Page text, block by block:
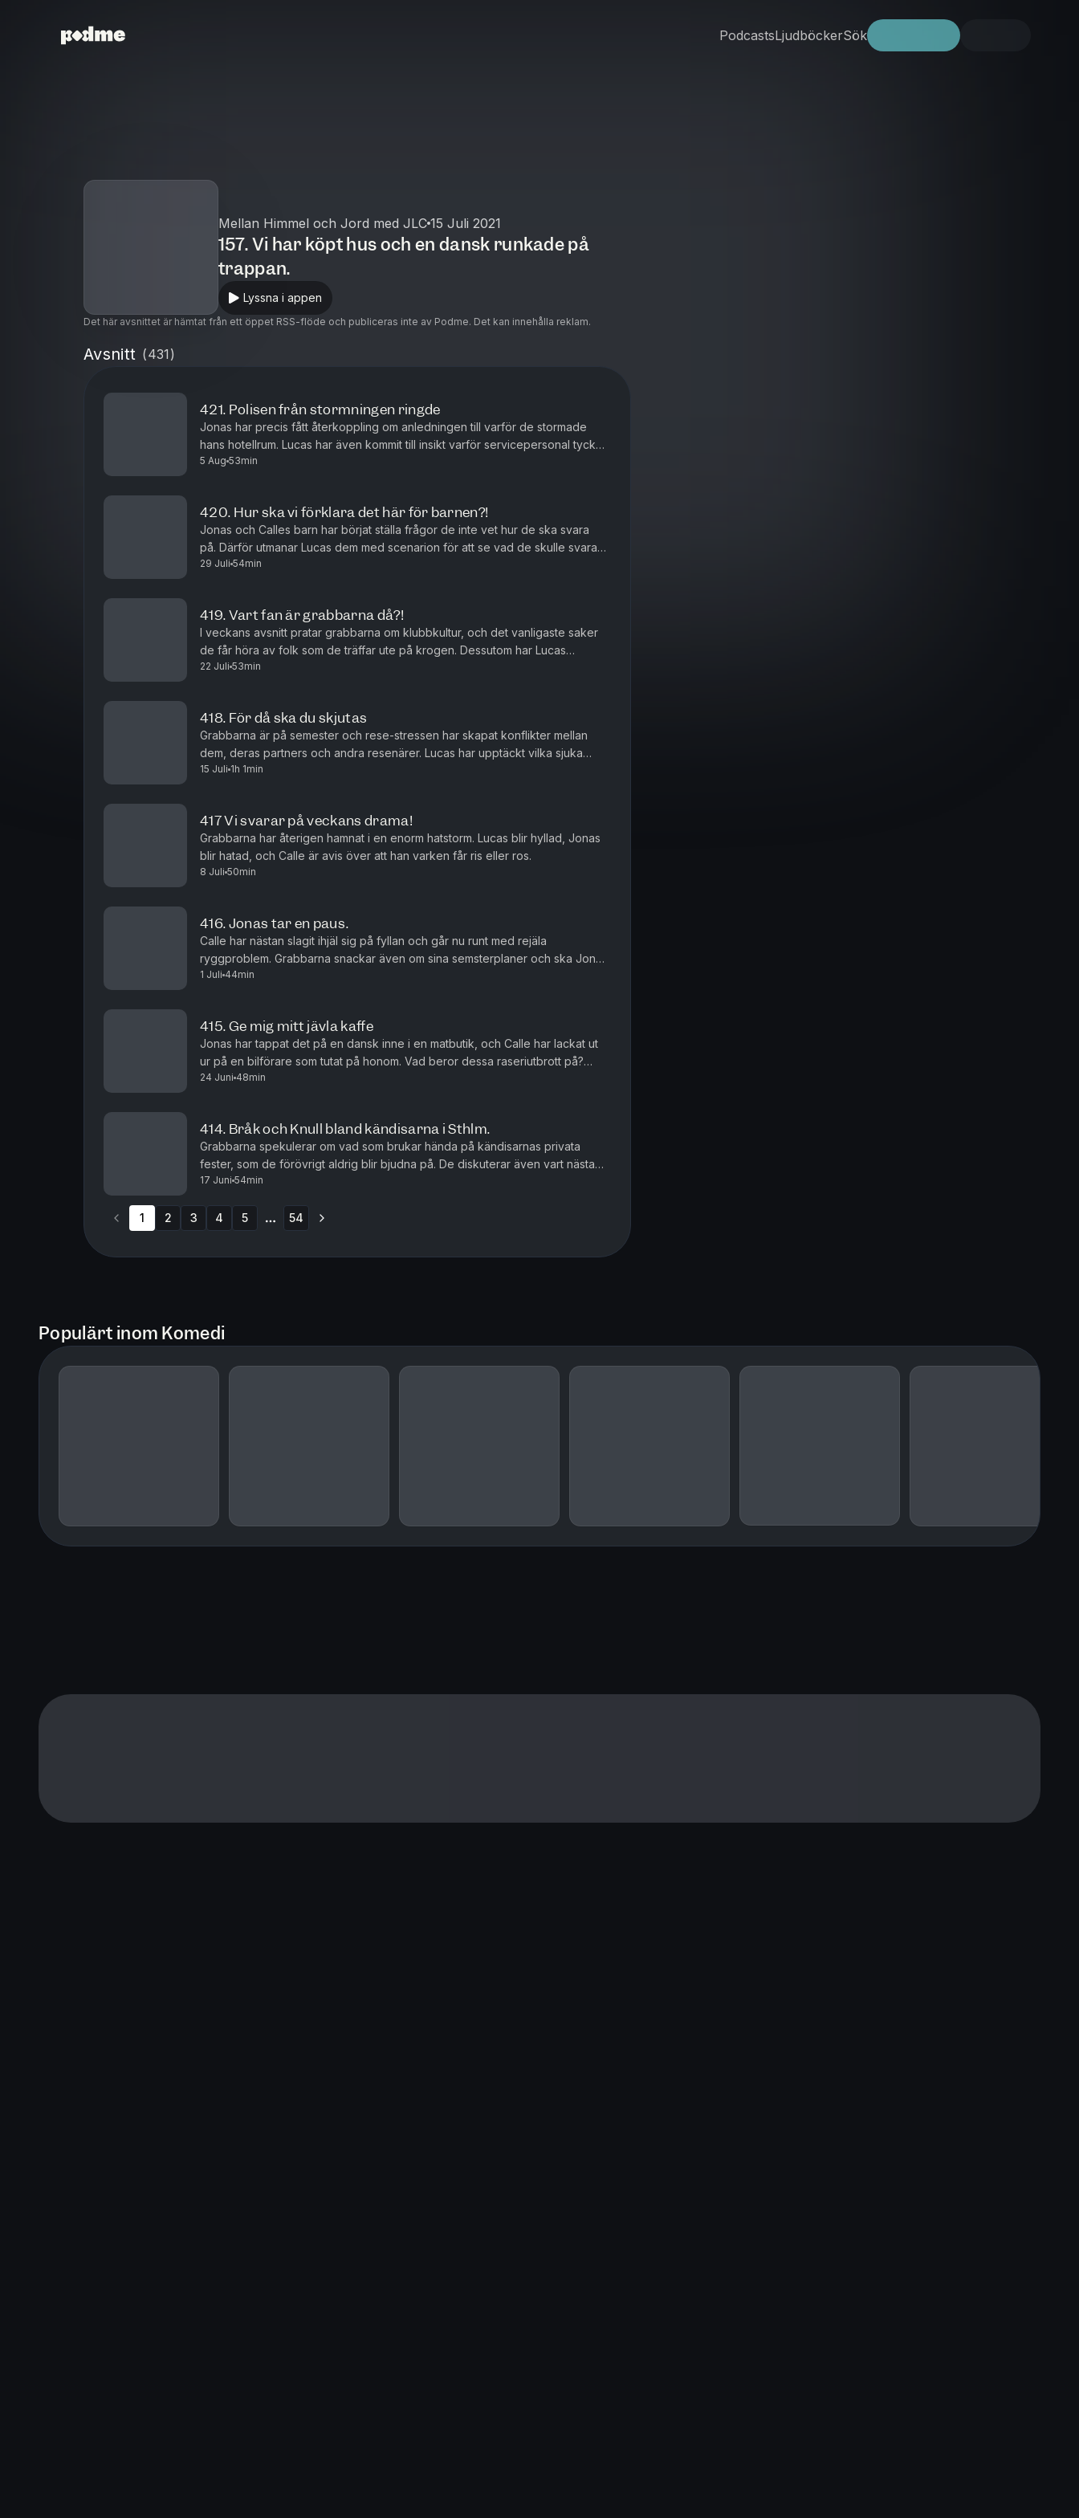
PodcastsLjudböckerSök
Mellan Himmel och Jord med JLC 15 Juli 2021
157. Vi har köpt hus och en dansk runkade på
trappan.
Lyssna i appen
Det här avsnittet är hämtat från ett öppet RSS-flöde och publiceras inte av Podme. Det kan innehålla reklam.
Avsnitt (431 )
421. Polisen från stormningen ringde
Jonas har precis fått återkoppling om anledningen till varför de stormade
hans hotellrum. Lucas har även kommit till insikt varför servicepersonal tycker
han är så otrevlig.
5 Aug 53min
420. Hur ska vi förklara det här för barnen?!
Jonas och Calles barn har börjat ställa frågor de inte vet hur de ska svara
på. Därför utmanar Lucas dem med scenarion för att se vad de skulle svara
på de jobbigaste frågorna. Dessutom snackas det al...
29 Juli 54min
419. Vart fan är grabbarna då?!
I veckans avsnitt pratar grabbarna om klubbkultur, och det vanligaste saker
de får höra av folk som de träffar ute på krogen. Dessutom har Lucas
drabbats av en invasion av paddor, och hans katt gör de...
22 Juli 53min
418. För då ska du skjutas
Grabbarna är på semester och rese-stressen har skapat konflikter mellan
dem, deras partners och andra resenärer. Lucas har upptäckt vilka sjuka
texter andra länders nationalsånger innehåller, och vad ...
15 Juli 1h 1min
417 Vi svarar på veckans drama!
Grabbarna har återigen hamnat i en enorm hatstorm. Lucas blir hyllad, Jonas
blir hatad, och Calle är avis över att han varken får ris eller ros.
8 Juli 50min
416. Jonas tar en paus.
Calle har nästan slagit ihjäl sig på fyllan och går nu runt med rejäla
ryggproblem. Grabbarna snackar även om sina semsterplaner och ska Jonas
ta en paus från allt?
1 Juli 44min
415. Ge mig mitt jävla kaffe
Jonas har tappat det på en dansk inne i en matbutik, och Calle har lackat ut
ur på en bilförare som tutat på honom. Vad beror dessa raseriutbrott på?
Börjar de bli gamla och griniga?
24 Juni 48min
414. Bråk och Knull bland kändisarna i Sthlm.
Grabbarna spekulerar om vad som brukar hända på kändisarnas privata
fester, som de förövrigt aldrig blir bjudna på. De diskuterar även vart nästa
resa ska bli. Hawaii, Kina eller...Nordkorea?
17 Juni 54min
1 2 3 4 5 54
Populärt inom Komedi